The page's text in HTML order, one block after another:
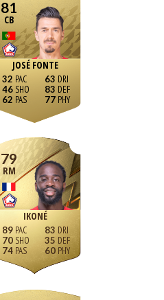
81
CB
JOSÉ FONTE
32
46
62
63
83
77
79
RM
IKONÉ
89
70
74
83
35
60